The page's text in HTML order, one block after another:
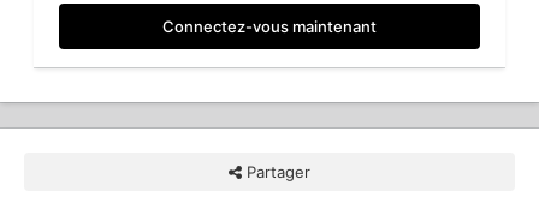
Connectez-vous maintenant
Partager